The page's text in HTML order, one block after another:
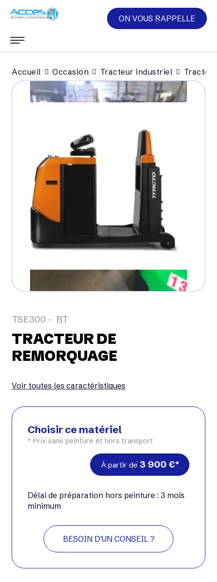
ON VOUS RAPPELLE
Accueil Occasion Tracteur industriel
TRACTEUR DE
REMORQUAGE
BT
TSE300
Voir toutes les caractéristiques
Choisir ce matériel
* Prix sans peinture et hors transport
À partir de 3 900 €
Délai de préparation hors peinture : 3 mois
minimum
BESOIN D'UN CONSEIL ?